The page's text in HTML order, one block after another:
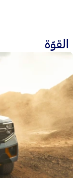
القوّة